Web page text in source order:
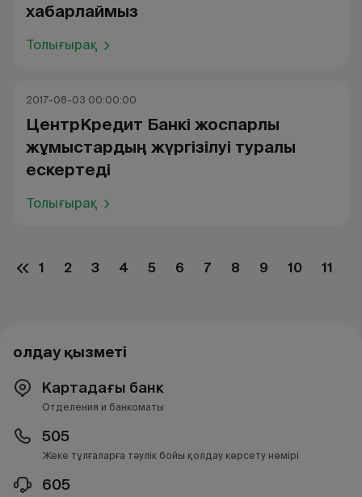
хабарлаймыз
Толығырақ
2017-08-03 00:00:00
ЦентрКредит Банкі жоспарлы
жұмыстардың жүргізілуі туралы
ескертеді
Толығырақ
1 2 3 4 5 6 7 8 9 10 11
Қолдау қызметі
Картадағы банк
Отделения и банкоматы
505
Жеке тұлғаларға тәулік бойы қолдау көрсету нөмірі
605